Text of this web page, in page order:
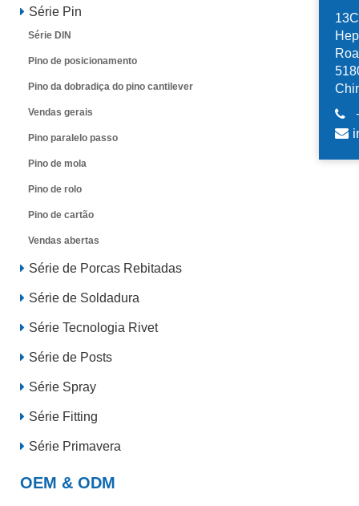
Série Pin
Série DIN
Pino de posicionamento
Pino da dobradiça do pino cantilever
Vendas gerais
Pino paralelo passo
Pino de mola
Pino de rolo
Pino de cartão
Vendas abertas
Série de Porcas Rebitadas
Série de Soldadura
Série Tecnologia Rivet
Série de Posts
Série Spray
Série Fitting
Série Primavera
OEM & ODM